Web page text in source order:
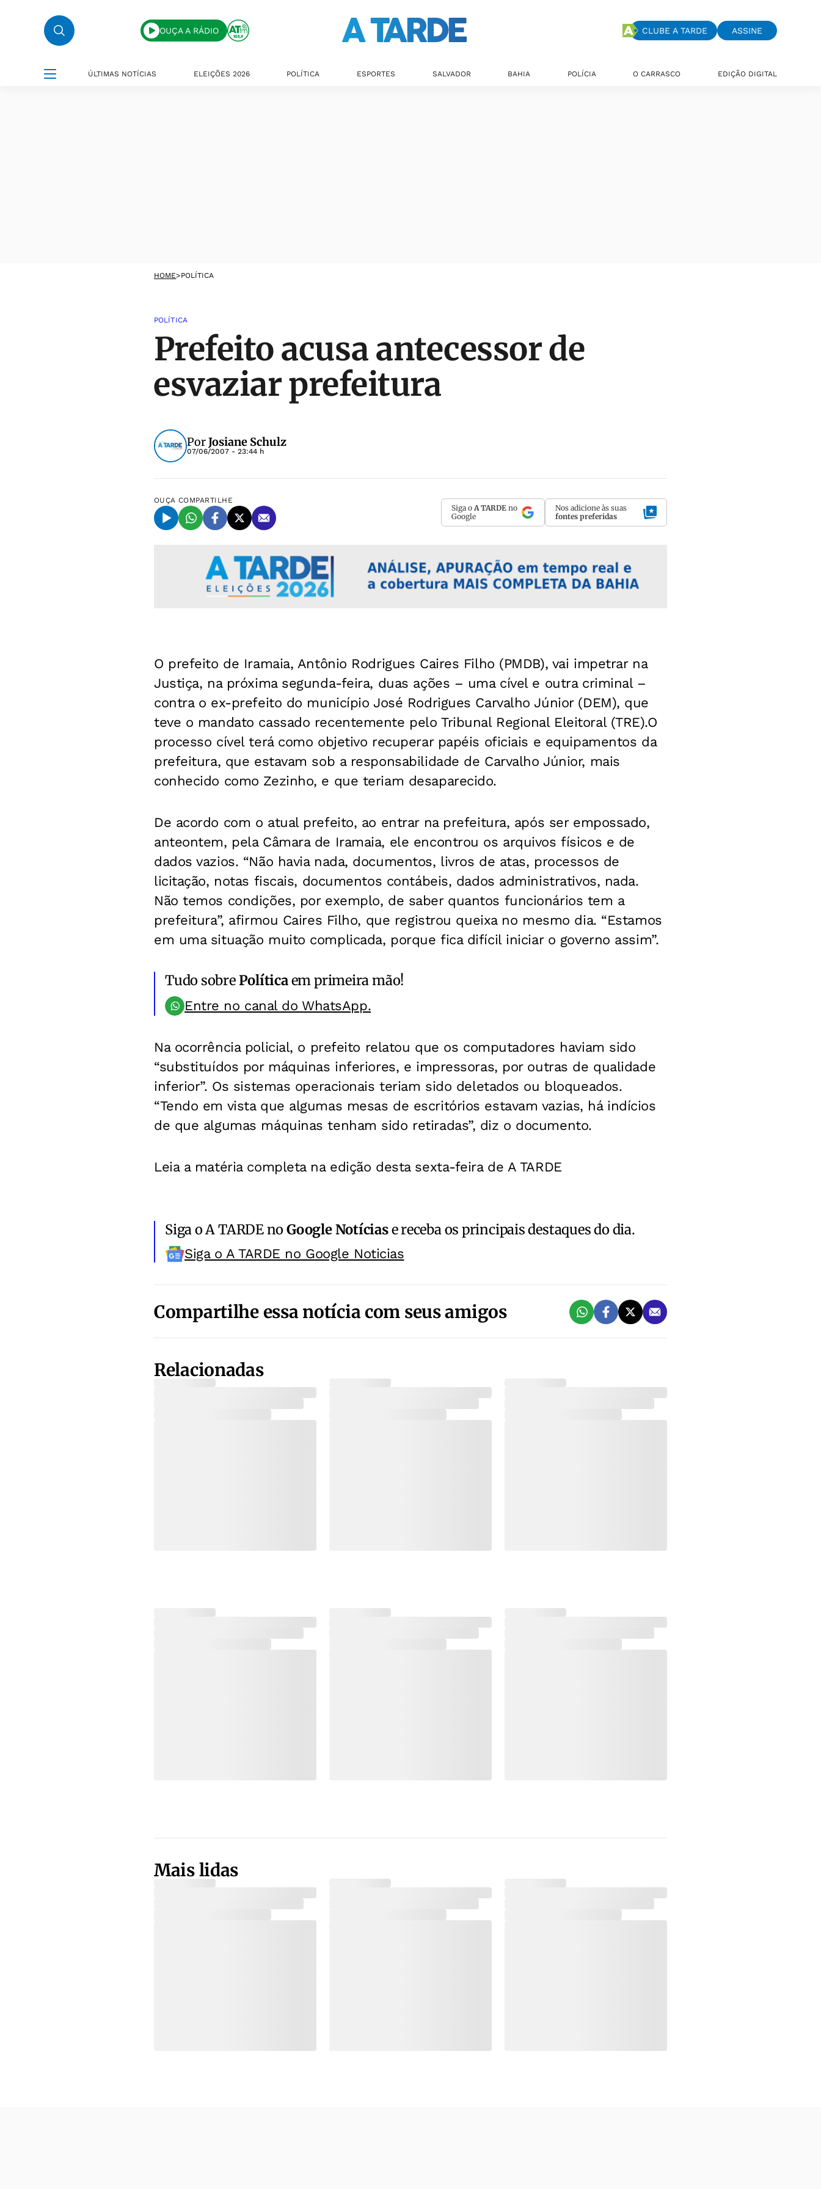
OUÇA A RÁDIO CLUBE A TARDE ASSINE
ÚLTIMAS NOTÍCIAS ELEIÇÕES 2026 POLÍTICA ESPORTES SALVADOR BAHIA POLÍCIA O CARRASCO EDIÇÃO DIGITAL
HOME>POLÍTICA
POLÍTICA
Prefeito acusa antecessor de
esvaziar prefeitura
PorJosiane Schulz
07/06/2007 - 23:44 h
OUÇA COMPARTILHE
Siga o A TARDE no
Google
Nos adicione às suas
fontes preferidas
O prefeito de Iramaia, Antônio Rodrigues Caires Filho (PMDB), vai impetrar na
Justiça, na próxima segunda-feira, duas ações – uma cível e outra criminal –
contra o ex-prefeito do município José Rodrigues Carvalho Júnior (DEM), que
teve o mandato cassado recentemente pelo Tribunal Regional Eleitoral (TRE).O
processo cível terá como objetivo recuperar papéis oficiais e equipamentos da
prefeitura, que estavam sob a responsabilidade de Carvalho Júnior, mais
conhecido como Zezinho, e que teriam desaparecido.
De acordo com o atual prefeito, ao entrar na prefeitura, após ser empossado,
anteontem, pela Câmara de Iramaia, ele encontrou os arquivos físicos e de
dados vazios. “Não havia nada, documentos, livros de atas, processos de
licitação, notas fiscais, documentos contábeis, dados administrativos, nada.
Não temos condições, por exemplo, de saber quantos funcionários tem a
prefeitura”, afirmou Caires Filho, que registrou queixa no mesmo dia. “Estamos
em uma situação muito complicada, porque fica difícil iniciar o governo assim”.
Tudo sobrePolíticaem primeira mão!
Entre no canal do WhatsApp.
Na ocorrência policial, o prefeito relatou que os computadores haviam sido
“substituídos por máquinas inferiores, e impressoras, por outras de qualidade
inferior”. Os sistemas operacionais teriam sido deletados ou bloqueados.
“Tendo em vista que algumas mesas de escritórios estavam vazias, há indícios
de que algumas máquinas tenham sido retiradas”, diz o documento.
Leia a matéria completa na edição desta sexta-feira de A TARDE
Siga o A TARDE noGoogle Notíciase receba os principais destaques do dia.
Siga o A TARDE no Google Noticias
Compartilhe essa notícia com seus amigos
Relacionadas
Mais lidas